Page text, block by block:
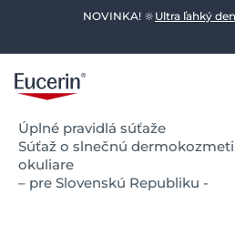
NOVINKA! 🔆 Ultra ľahký
Úplné pravidlá súťaže
Súťaž o slnečnú
okuliare
– pre Slovenskú Republiku -